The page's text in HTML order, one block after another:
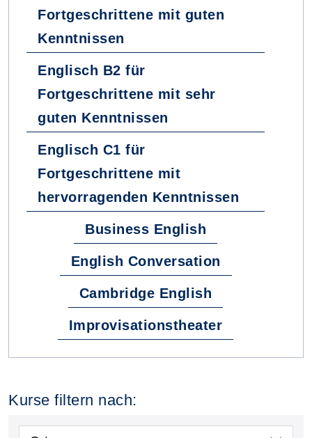
Fortgeschrittene mit guten
Kenntnissen
Englisch B2 für
Fortgeschrittene mit sehr
guten Kenntnissen
Englisch C1 für
Fortgeschrittene mit
hervorragenden Kenntnissen
Business English
English Conversation
Cambridge English
Improvisationstheater
Kurse filtern nach: